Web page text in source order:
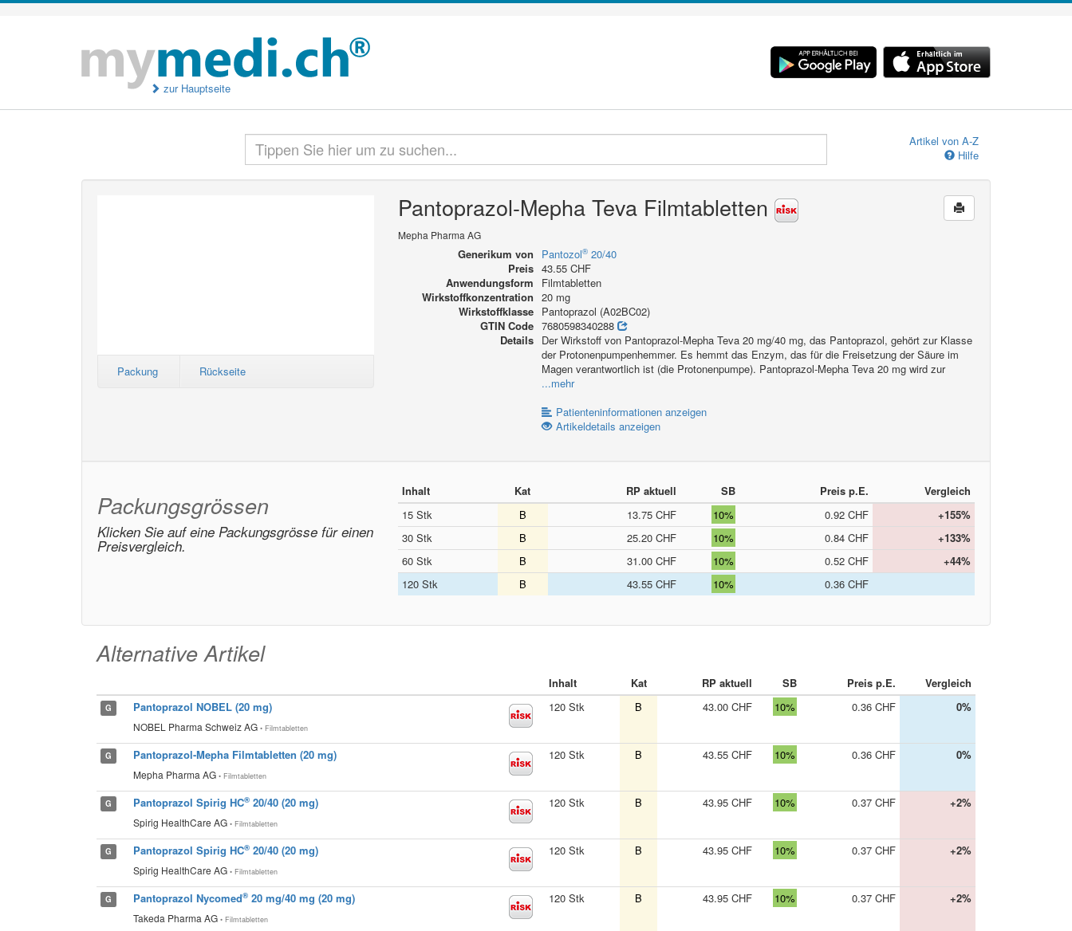
zur Hauptseite
Artikel von A-Z
Hilfe
Packung Rückseite
Pantoprazol-Mepha Teva Filmtabletten
Mepha Pharma AG
Generikum von Pantozol®20/40
Preis 43.55 CHF
Anwendungsform
Filmtabletten
Wirkstoffkonzentration 20 mg
Wirkstoffklasse Pantoprazol (A02BC02)
GTIN Code 7680598340288
Details Der Wirkstoff von Pantoprazol-Mepha Teva 20 mg/40 mg, das Pantoprazol, gehört zur Klasse
der Protonenpumpenhemmer. Es hemmt das Enzym, das für die Freisetzung der Säure im
Magen verantwortlich ist (die Protonenpumpe). Pantoprazol-Mepha Teva 20 mg wird zur
...mehr
Patienteninformationen anzeigen
Artikeldetails anzeigen
Packungsgrössen
Klicken Sie auf eine Packungsgrösse für einen
Preisvergleich.
Inhalt Kat RP aktuell SB Preis p.E.
Vergleich
15 Stk
B 13.75 CHF 10% 0.92 CHF
+155%
30 Stk
B 25.20 CHF 10% 0.84 CHF
+133%
60 Stk
B 31.00 CHF 10% 0.52 CHF
+44%
120 Stk
B 43.55 CHF 10% 0.36 CHF
Alternative Artikel
Inhalt Kat RP aktuell SB Preis p.E. Vergleich
G Pantoprazol NOBEL (20 mg)
NOBEL Pharma Schweiz AG • Filmtabletten
120 Stk B 43.00 CHF 10% 0.36 CHF 0%
G Pantoprazol-Mepha Filmtabletten (20 mg)
Mepha Pharma AG • Filmtabletten
120 Stk B 43.55 CHF 10% 0.36 CHF 0%
G Pantoprazol Spirig HC® 20/40 (20 mg)
Spirig HealthCare AG • Filmtabletten
120 Stk B 43.95 CHF 10% 0.37 CHF +2%
G Pantoprazol Spirig HC® 20/40 (20 mg)
Spirig HealthCare AG • Filmtabletten
120 Stk B 43.95 CHF 10% 0.37 CHF +2%
G Pantoprazol Nycomed® 20 mg/40 mg (20 mg)
Takeda Pharma AG • Filmtabletten
120 Stk B 43.95 CHF 10% 0.37 CHF +2%